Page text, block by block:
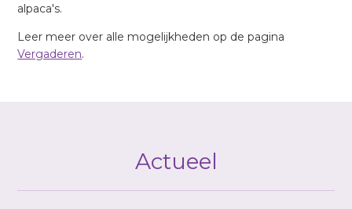
alpaca's.
Leer meer over alle mogelijkheden op de pagina
Vergaderen.
Actueel